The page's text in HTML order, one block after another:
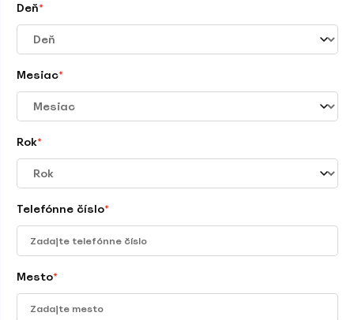
Deň*
Mesiac*
Rok*
Telefónne číslo*
Mesto*